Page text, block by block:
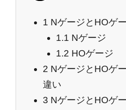
1 NゲージとHOゲ
1.1 Nゲージ
1.2 HOゲージ
2 NゲージとHOゲ
違い
3 NゲージとHOゲ